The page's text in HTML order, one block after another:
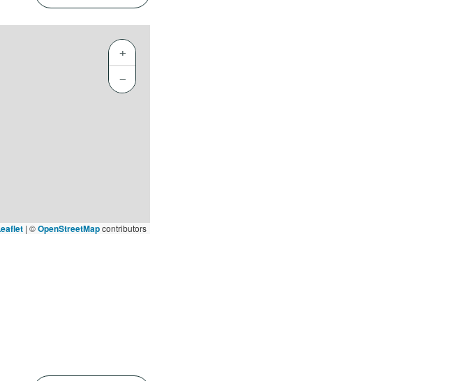
+
−
| ©OpenStreetMapcontributors